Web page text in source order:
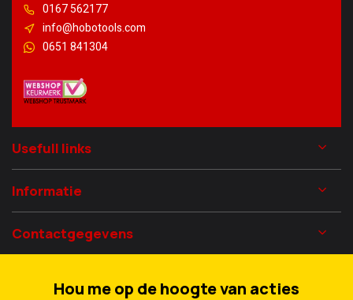
0167 562177
info@hobotools.com
0651 841304
Usefull links
Informatie
Contactgegevens
Hou me op de hoogte van acties